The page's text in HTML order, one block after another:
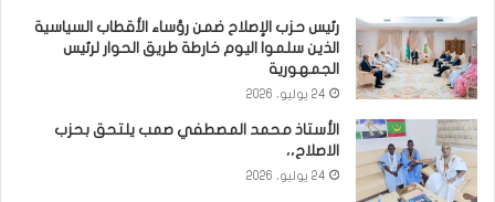
رئيس حزب الإصلاح ضمن رؤساء الأقطاب السياسية
الذين سلموا اليوم خارطة طريق الحوار لرئيس
الجمهورية
24 يوليو، 2026
الأستاذ محمد المصطفي صمب يلتحق بحزب
الاصلاح،،
24 يوليو، 2026